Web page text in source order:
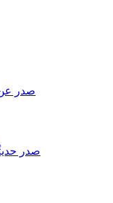
صدر عن مركز الخليج
صدر